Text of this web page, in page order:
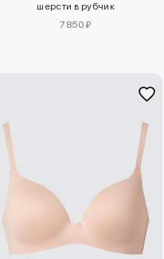
шерсти в рубчик
7850 ₽